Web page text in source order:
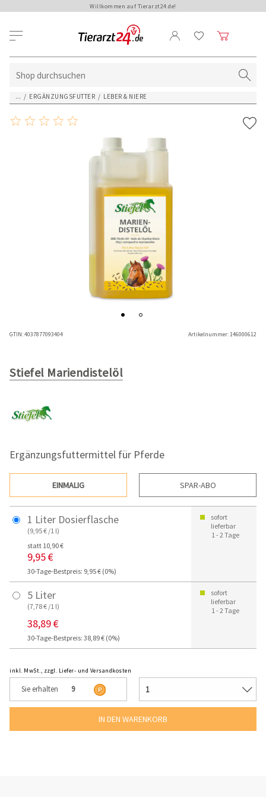
Willkommen auf Tierarzt24.de!
... / ERGÄNZUNGSFUTTER / LEBER & NIERE
GTIN:4037877093404 Artikelnummer:146000612
Stiefel Mariendistelöl
Ergänzungsfuttermittel für Pferde
EINMALIG SPAR-ABO
1 Liter Dosierflasche
(9,95 € /1 l)
statt 10,90 €
9,95 €
30-Tage-Bestpreis: 9,95 € (0%)
sofort
lieferbar
1 - 2 Tage
5 Liter
(7,78 € /1 l)
38,89 €
30-Tage-Bestpreis: 38,89 € (0%)
sofort
lieferbar
1 - 2 Tage
inkl. MwSt., zzgl. Liefer- und Versandkosten
Sie erhalten 9